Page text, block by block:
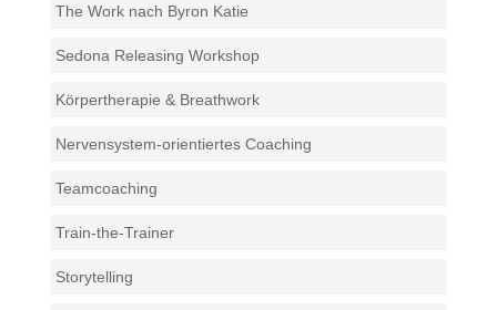
The Work nach Byron Katie
Sedona Releasing Workshop
Körpertherapie & Breathwork
Nervensystem-orientiertes Coaching
Teamcoaching
Train-the-Trainer
Storytelling